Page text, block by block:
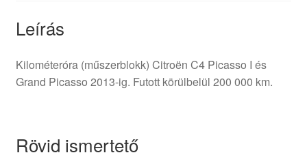
Leírás
Kilométeróra (műszerblokk) Citroën C4 Picasso I és
Grand Picasso 2013-ig. Futott körülbelül 200 000 km.
Rövid ismertető